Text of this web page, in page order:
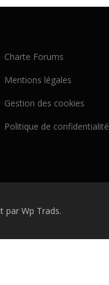
Charte Forums
Mentions légales
Gestion des cookies
Politique de confidentialité
par Wp Trads.